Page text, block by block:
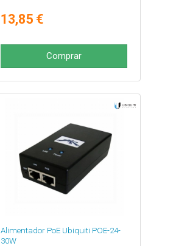
13,85 €
Comprar
Alimentador PoE Ubiquiti POE-24-
30W